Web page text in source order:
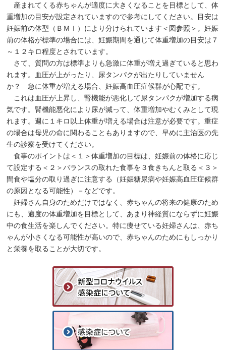
産まれてくる赤ちゃんが適度に大きくなることを目標として、体
重増加の目安が設定されていますので参考にしてください。目安は
妊娠前の体型（ＢＭＩ）により分けられています＜図参照＞。妊娠
前の体格が標準の場合には、妊娠期間を通じて体重増加の目安は７
～１２キロ程度とされています。
さて、質問の方は標準よりも急激に体重が増え過ぎていると思わ
れます。血圧が上がったり、尿タンパクが出たりしていません
か？ 急に体重が増える場合、妊娠高血圧症候群が心配です。
これは血圧が上昇し、腎機能が悪化して尿タンパクが増加する病
気です。腎機能悪化により尿が減って、体重増加やむくみとして現
れます。週に１キロ以上体重が増える場合は注意が必要です。重症
の場合は母児の命に関わることもありますので、早めに主治医の先
生の診察を受けてください。
食事のポイントは＜１＞体重増加の目標は、妊娠前の体格に応じ
て設定する＜２＞バランスの取れた食事を３食きちんと取る＜３＞
間食や塩分の取り過ぎに注意する（妊娠糖尿病や妊娠高血圧症候群
の原因となる可能性）－などです。
妊婦さん自身のためだけではなく、赤ちゃんの将来の健康のため
にも、適度の体重増加を目標として、あまり神経質にならずに妊娠
中の食生活を楽しんでください。特に痩せている妊婦さんは、赤ち
ゃんが小さくなる可能性が高いので、赤ちゃんのためにもしっかり
と栄養を取ることが大切です。